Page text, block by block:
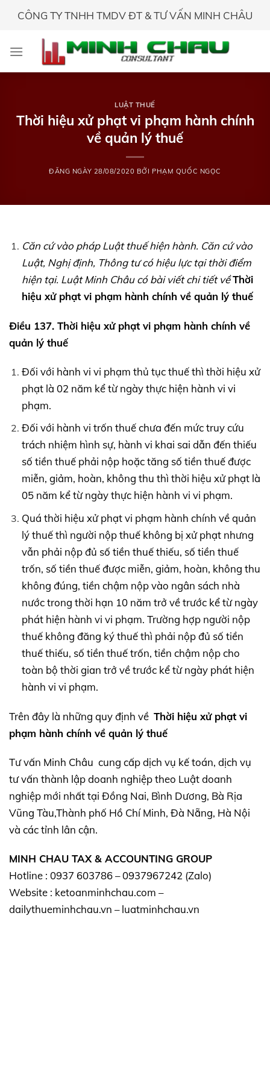
CÔNG TY TNHH TMDV ĐT & TƯ VẤN MINH CHÂU
LUẬT THUẾ
Thời hiệu xử phạt vi phạm hành chính
về quản lý thuế
ĐĂNG NGÀY 28/08/2020 BỞI PHẠM QUỐC NGỌC
Căn cứ vào pháp Luật thuế hiện hành. Căn cứ vào
Luật, Nghị định, Thông tư có hiệu lực tại thời điểm
hiện tại. Luật Minh Châu có bài viết chi tiết vềThời
hiệu xử phạt vi phạm hành chính về quản lý thuế
Điều 137. Thời hiệu xử phạt vi phạm hành chính về
quản lý thuế
Đối với hành vi vi phạm thủ tục thuế thì thời hiệu xử
phạt là 02 năm kể từ ngày thực hiện hành vi vi
phạm.
Đối với hành vi trốn thuế chưa đến mức truy cứu
trách nhiệm hình sự, hành vi khai sai dẫn đến thiếu
số tiền thuế phải nộp hoặc tăng số tiền thuế được
miễn, giảm, hoàn, không thu thì thời hiệu xử phạt là
05 năm kể từ ngày thực hiện hành vi vi phạm.
Quá thời hiệu xử phạt vi phạm hành chính về quản
lý thuế thì người nộp thuế không bị xử phạt nhưng
vẫn phải nộp đủ số tiền thuế thiếu, số tiền thuế
trốn, số tiền thuế được miễn, giảm, hoàn, không thu
không đúng, tiền chậm nộp vào ngân sách nhà
nước trong thời hạn 10 năm trở về trước kể từ ngày
phát hiện hành vi vi phạm. Trường hợp người nộp
thuế không đăng ký thuế thì phải nộp đủ số tiền
thuế thiếu, số tiền thuế trốn, tiền chậm nộp cho
toàn bộ thời gian trở về trước kể từ ngày phát hiện
hành vi vi phạm.
Trên đây là những quy định về Thời hiệu xử phạt vi
phạm hành chính về quản lý thuế
Tư vấn Minh Châu cung cấp dịch vụ kế toán, dịch vụ
tư vấn thành lập doanh nghiệp theo Luật doanh
nghiệp mới nhất tại Đồng Nai, Bình Dương, Bà Rịa
Vũng Tàu,Thành phố Hồ Chí Minh, Đà Nẵng, Hà Nội
và các tỉnh lân cận.
MINH CHAU TAX & ACCOUNTING GROUP
Hotline : 0937 603786 – 0937967242 (Zalo)
Website : ketoanminhchau.com –
dailythueminhchau.vn – luatminhchau.vn